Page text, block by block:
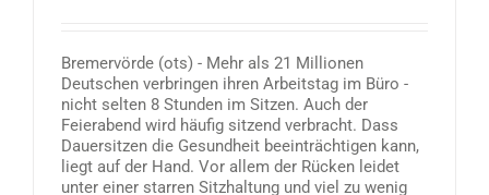
Bremervörde (ots) - Mehr als 21 Millionen
Deutschen verbringen ihren Arbeitstag im Büro -
nicht selten 8 Stunden im Sitzen. Auch der
Feierabend wird häufig sitzend verbracht. Dass
Dauersitzen die Gesundheit beeinträchtigen kann,
liegt auf der Hand. Vor allem der Rücken leidet
unter einer starren Sitzhaltung und viel zu wenig